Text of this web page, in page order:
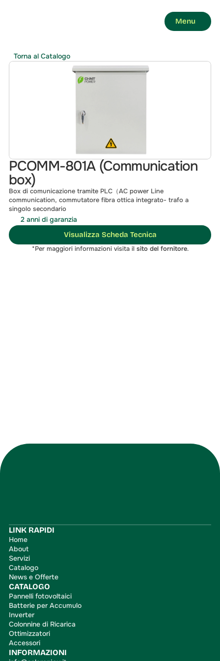
Menu
PCOMM-801A (Communication
box)
Box di comunicazione tramite PLC（AC power Line
communication, commutatore fibra ottica integrato- trafo a
singolo secondario
2 anni di garanzia
Visualizza Scheda Tecnica
*Per maggiori informazioni visita il sito del fornitore.
Torna al Catalogo
LINK RAPIDI
Home
About
Servizi
Catalogo
News e Offerte
CATALOGO
Pannelli fotovoltaici
Batterie per Accumulo
Inverter
Colonnine di Ricarica
Ottimizzatori
Accessori
INFORMAZIONI